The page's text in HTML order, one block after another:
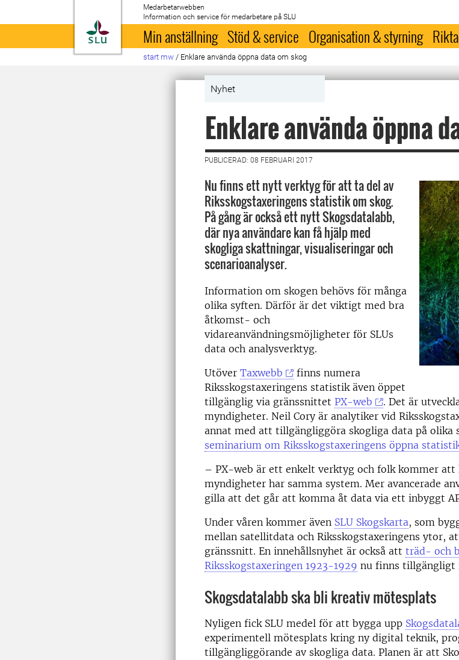
Till startsida
Medarbetarwebben
Information och service för medarbetare på SLU
Min anställning Stöd & service Organisation & styrning
start mw / Enklare använda öppna data om skog
Nyhet
Enklare använda öppna
PUBLICERAD: 08 FEBRUARI 2017
Nu finns ett nytt verktyg för att ta del av
Riksskogstaxeringens statistik om skog.
På gång är också ett nytt Skogsdatalabb,
där nya användare kan få hjälp med
skogliga skattningar, visualiseringar och
scenarioanalyser.
Information om skogen behövs för många
olika syften. Därför är det viktigt med bra
åtkomst- och
vidareanvändningsmöjligheter för SLUs
data och analysverktyg.
Utöver Taxwebb
finns numera
Riksskogstaxeringens statistik även öppet
tillgänglig via gränssnittet PX-web
. Det är
myndigheter. Neil Cory är analytiker vid
annat med att tillgängliggöra skogliga data på olika
seminarium om Riksskogstaxeringens öppna
– PX-web är ett enkelt verktyg och folk kommer att
myndigheter har samma system. Mer avancerade
gilla att det går att komma åt data via ett inbyggt
Under våren kommer även SLU Skogskarta, som
mellan satellitdata och Riksskogstaxeringens ytor,
gränssnitt. En innehållsnyhet är också att träd- och
Riksskogstaxeringen 1923-1929 nu finns tillgängligt
Skogsdatalabb ska bli kreativ mötesplats
Nyligen fick SLU medel för att bygga upp
experimentell mötesplats kring ny digital teknik,
tillgängliggörande av skogliga data. Planen är att